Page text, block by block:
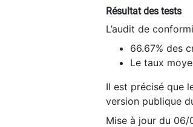
Résultat des tests
L’audit de
66.67% des
Le taux
Il est précisé que
version publique
Mise à jour du